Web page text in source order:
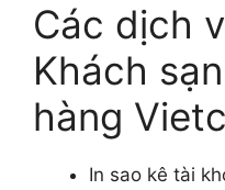
Các dịch
Khách
hàng
In sao kê tài